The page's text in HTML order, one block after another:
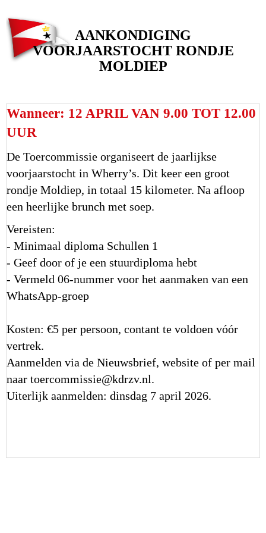
AANKONDIGING
VOORJAARSTOCHT RONDJE
MOLDIEP
Wanneer: 12 APRIL VAN 9.00 TOT 12.00
UUR
De Toercommissie organiseert de jaarlijkse
voorjaarstocht in Wherry’s. Dit keer een groot
rondje Moldiep, in totaal 15 kilometer. Na afloop
een heerlijke brunch met soep.
Vereisten:
- Minimaal diploma Schullen 1
- Geef door of je een stuurdiploma hebt
- Vermeld 06-nummer voor het aanmaken van een
WhatsApp-groep
Kosten: €5 per persoon, contant te voldoen vóór
vertrek.
Aanmelden via de Nieuwsbrief, website of per mail
naar eissimmocreot@kdrzv.nl.
Uiterlijk aanmelden: dinsdag 7 april 2026.